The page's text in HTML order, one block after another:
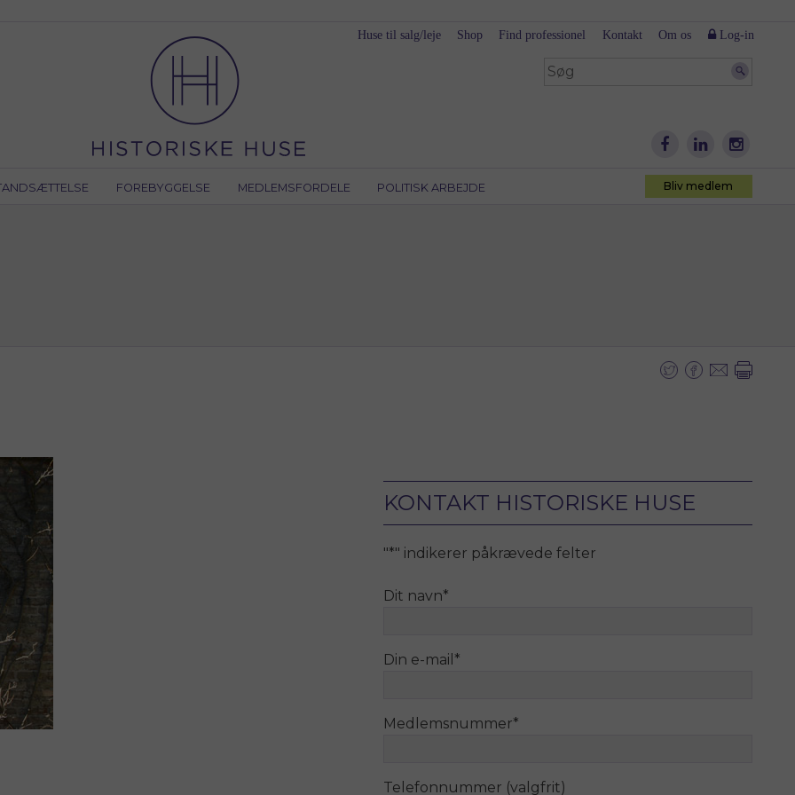
FOREBYGGELSE MEDLEMSFORDELE POLITISK ARBEJDE Bliv medlem
Huse til salg/leje Shop Find professionel Kontakt Om os Log-in
KONTAKT HISTORISKE HUSE
"*" indikerer påkrævede felter
Dit navn*
Din e-mail *
Medlemsnummer*
Telefonnummer (valgfrit)